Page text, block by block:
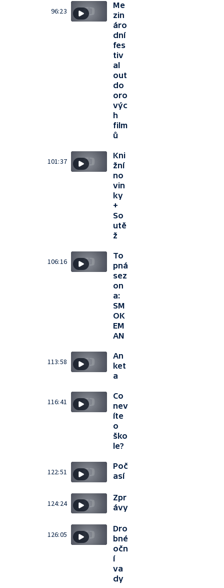
96:23
Me
zin
áro
dní
fes
tiv
al
out
do
oro
výc
h
film
ů
101:37
Kni
žní
no
vin
ky
+
So
utě
ž
106:16
To
pná
sez
on
a:
SM
OK
EM
AN
113:58
An
ket
a
116:41
Co
nev
íte
o
ško
le?
122:51
Poč
así
124:24
Zpr
ávy
126:05
Dro
bné
očn
í
va
dy